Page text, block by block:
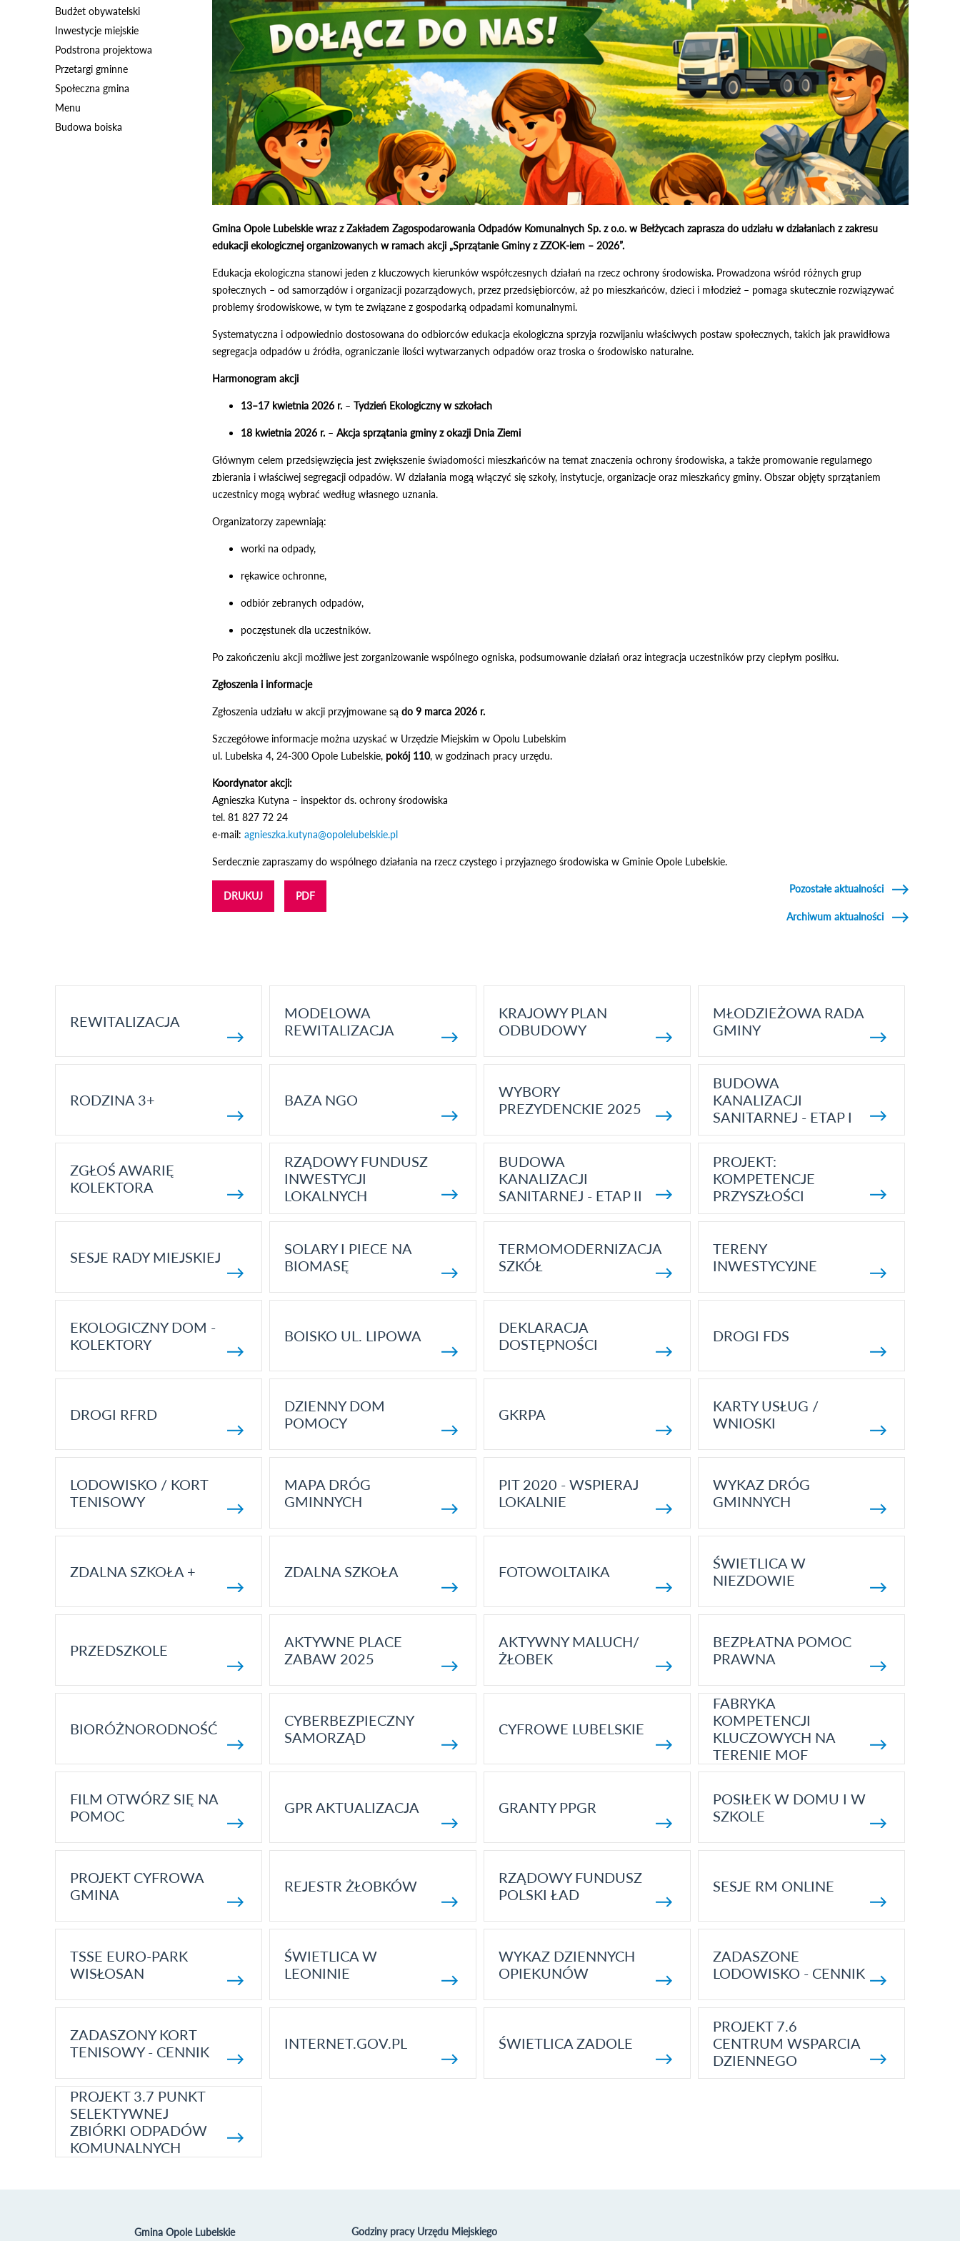
Budżet obywatelski
Inwestycje miejskie
Podstrona projektowa
Przetargi gminne
Społeczna gmina
Menu
Budowa boiska
Gmina Opole Lubelskie wraz z Zakładem Zagospodarowania Odpadów Komunalnych Sp. z o.o. w Bełżycach zaprasza do udziału w działaniach z zakresu
edukacji ekologicznej organizowanych w ramach akcji „Sprzątanie Gminy z ZZOK-iem – 2026”.
Edukacja ekologiczna stanowi jeden z kluczowych kierunków współczesnych działań na rzecz ochrony środowiska. Prowadzona wśród różnych grup
społecznych – od samorządów i organizacji pozarządowych, przez przedsiębiorców, aż po mieszkańców, dzieci i młodzież – pomaga skutecznie rozwiązywać
problemy środowiskowe, w tym te związane z gospodarką odpadami komunalnymi.
Systematyczna i odpowiednio dostosowana do odbiorców edukacja ekologiczna sprzyja rozwijaniu właściwych postaw społecznych, takich jak prawidłowa
segregacja odpadów u źródła, ograniczanie ilości wytwarzanych odpadów oraz troska o środowisko naturalne.
Harmonogram akcji
13–17 kwietnia 2026 r. – Tydzień Ekologiczny w szkołach
18 kwietnia 2026 r. – Akcja sprzątania gminy z okazji Dnia Ziemi
Głównym celem przedsięwzięcia jest zwiększenie świadomości mieszkańców na temat znaczenia ochrony środowiska, a także promowanie regularnego
zbierania i właściwej segregacji odpadów. W działania mogą włączyć się szkoły, instytucje, organizacje oraz mieszkańcy gminy. Obszar objęty sprzątaniem
uczestnicy mogą wybrać według własnego uznania.
Organizatorzy zapewniają:
worki na odpady,
rękawice ochronne,
odbiór zebranych odpadów,
poczęstunek dla uczestników.
Po zakończeniu akcji możliwe jest zorganizowanie wspólnego ogniska, podsumowanie działań oraz integracja uczestników przy ciepłym posiłku.
Zgłoszenia i informacje
Zgłoszenia udziału w akcji przyjmowane są do 9 marca 2026 r.
Szczegółowe informacje można uzyskać w Urzędzie Miejskim w Opolu Lubelskim
ul. Lubelska 4, 24-300 Opole Lubelskie, pokój 110, w godzinach pracy urzędu.
Koordynator akcji:
Agnieszka Kutyna – inspektor ds. ochrony środowiska
tel. 81 827 72 24
e-mail: agnieszka.kutyna@opolelubelskie.pl
Serdecznie zapraszamy do wspólnego działania na rzecz czystego i przyjaznego środowiska w Gminie Opole Lubelskie.
DRUKUJ PDF
Pozostałe aktualności
Archiwum aktualności
REWITALIZACJA
MODELOWA
REWITALIZACJA
KRAJOWY PLAN
ODBUDOWY
MŁODZIEŻOWA RADA
GMINY
RODZINA 3+ BAZA NGO
WYBORY
PREZYDENCKIE 2025
BUDOWA
KANALIZACJI
SANITARNEJ - ETAP I
ZGŁOŚ AWARIĘ
KOLEKTORA
RZĄDOWY FUNDUSZ
INWESTYCJI
LOKALNYCH
BUDOWA
KANALIZACJI
SANITARNEJ - ETAP II
PROJEKT:
KOMPETENCJE
PRZYSZŁOŚCI
SESJE RADY MIEJSKIEJ
SOLARY I PIECE NA
BIOMASĘ
TERMOMODERNIZACJA
SZKÓŁ
TERENY
INWESTYCYJNE
EKOLOGICZNY DOM -
KOLEKTORY
BOISKO UL. LIPOWA
DEKLARACJA
DOSTĘPNOŚCI
DROGI FDS
DROGI RFRD
DZIENNY DOM
POMOCY
GKRPA
KARTY USŁUG /
WNIOSKI
LODOWISKO / KORT
TENISOWY
MAPA DRÓG
GMINNYCH
PIT 2020 - WSPIERAJ
LOKALNIE
WYKAZ DRÓG
GMINNYCH
ZDALNA SZKOŁA + ZDALNA SZKOŁA FOTOWOLTAIKA
ŚWIETLICA W
NIEZDOWIE
PRZEDSZKOLE
AKTYWNE PLACE
ZABAW 2025
AKTYWNY MALUCH/
ŻŁOBEK
BEZPŁATNA POMOC
PRAWNA
BIORÓŻNORODNOŚĆ
CYBERBEZPIECZNY
SAMORZĄD
CYFROWE LUBELSKIE
FABRYKA
KOMPETENCJI
KLUCZOWYCH NA
TERENIE MOF
FILM OTWÓRZ SIĘ NA
POMOC
GPR AKTUALIZACJA GRANTY PPGR
POSIŁEK W DOMU I W
SZKOLE
PROJEKT CYFROWA
GMINA
REJESTR ŻŁOBKÓW
RZĄDOWY FUNDUSZ
POLSKI ŁAD
SESJE RM ONLINE
TSSE EURO-PARK
WISŁOSAN
ŚWIETLICA W
LEONINIE
WYKAZ DZIENNYCH
OPIEKUNÓW
ZADASZONE
LODOWISKO - CENNIK
ZADASZONY KORT
TENISOWY - CENNIK
INTERNET.GOV.PL ŚWIETLICA ZADOLE
PROJEKT 7.6
CENTRUM WSPARCIA
DZIENNEGO
PROJEKT 3.7 PUNKT
SELEKTYWNEJ
ZBIÓRKI ODPADÓW
KOMUNALNYCH
Gmina Opole Lubelskie Godziny pracy Urzędu Miejskiego